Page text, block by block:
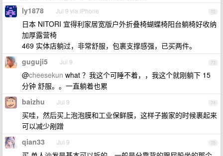
72
ly1878 Jul 9 via iPhone
日本 NITORI 宜得利家居宽版户外折叠椅蝴蝶椅阳台躺椅好收纳
加厚露营椅
469 实体店躺过，非常舒服，包裹支撑感强，已买两件。
73
guguji5 Jul 9
@cheesekun what ？我这个可睡不着，，我这个就刚躺下 15
分钟 舒服。。一直躺着也累
74
baizhu Jul 9
买哇，然后买上泡泡膜和工业保鲜膜，这样子搬家的时候裹起来
可以减少剐蹭
75
qian33 Jul 9